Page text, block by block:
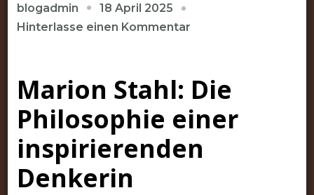
blogadmin
18 April 2025
Hinterlasse einen Kommentarzu
Philosophie
von
Marion
Marion Stahl: Die
Philosophie einer
inspirierenden
Denkerin